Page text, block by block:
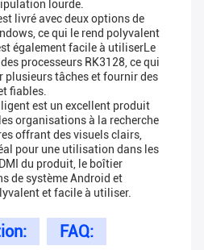
lourde.
livré avec deux options de
ce qui le rend polyvalent
également facile à utiliserLe
processeurs RK3128, ce qui
plusieurs tâches et fournir des
fiables.
est un excellent produit
organisations à la recherche
offrant des visuels clairs,
pour une utilisation dans les
du produit, le boîtier
de système Android et
et facile à utiliser.
FAQ: